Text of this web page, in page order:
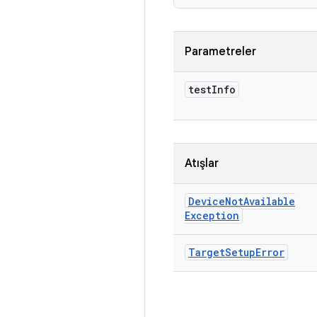
Parametreler
testInfo
Atışlar
DeviceNotAvailable
Exception
TargetSetupError